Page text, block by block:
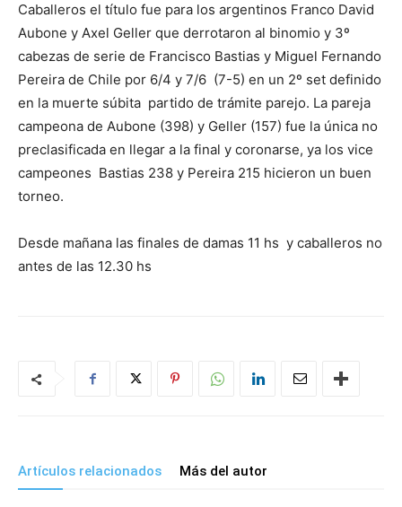
Caballeros el título fue para los argentinos Franco David
Aubone y Axel Geller que derrotaron al binomio y 3º
cabezas de serie de Francisco Bastias y Miguel Fernando
Pereira de Chile por 6/4 y 7/6 (7-5) en un 2º set definido
en la muerte súbita partido de trámite parejo. La pareja
campeona de Aubone (398) y Geller (157) fue la única no
preclasificada en llegar a la final y coronarse, ya los vice
campeones Bastias 238 y Pereira 215 hicieron un buen
torneo.
Desde mañana las finales de damas 11 hs y caballeros no
antes de las 12.30 hs
Artículos relacionados Más del autor